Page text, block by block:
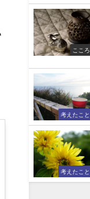
こころ
考えたこと
考えたこと